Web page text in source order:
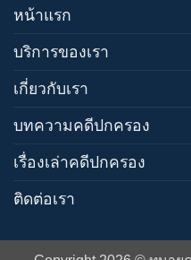
หน้าแรก
บริการของเรา
เกี่ยวกับเรา
บทความคดีปกครอง
เรื่องเล่าคดีปกครอง
ติดต่อเรา